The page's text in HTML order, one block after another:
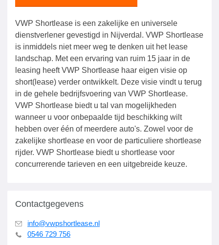
VWP Shortlease is een zakelijke en universele
dienstverlener gevestigd in Nijverdal. VWP Shortlease
is inmiddels niet meer weg te denken uit het lease
landschap. Met een ervaring van ruim 15 jaar in de
leasing heeft VWP Shortlease haar eigen visie op
short(lease) verder ontwikkelt. Deze visie vindt u terug
in de gehele bedrijfsvoering van VWP Shortlease.
VWP Shortlease biedt u tal van mogelijkheden
wanneer u voor onbepaalde tijd beschikking wilt
hebben over één of meerdere auto's. Zowel voor de
zakelijke shortlease en voor de particuliere shortlease
rijder. VWP Shortlease biedt u shortlease voor
concurrerende tarieven en een uitgebreide keuze.
Contactgegevens
info@vwpshortlease.nl
0546 729 756